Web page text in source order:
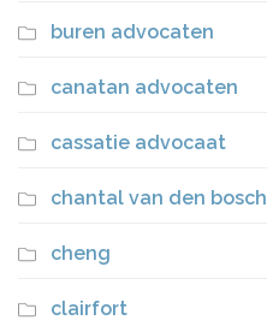
buren advocaten
canatan advocaten
cassatie advocaat
chantal van den bosch
cheng
clairfort